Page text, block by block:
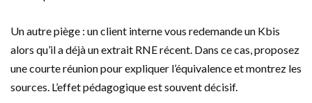
Un autre piège : un client interne vous redemande un Kbis
alors qu’il a déjà un extrait RNE récent. Dans ce cas, proposez
une courte réunion pour expliquer l’équivalence et montrez les
sources. L’effet pédagogique est souvent décisif.